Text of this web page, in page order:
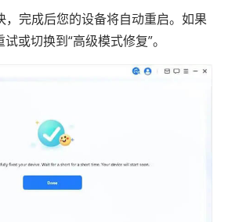
，完成后您的设备将自动重启。如果
或切换到“高级模式修复”。